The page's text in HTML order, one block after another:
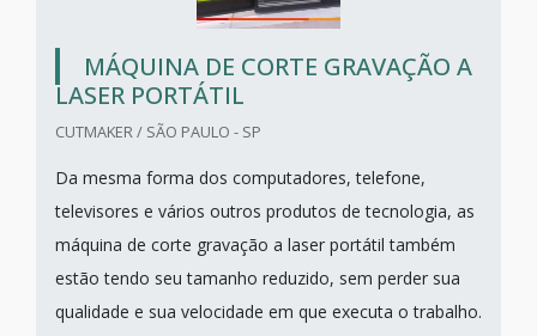
MÁQUINA DE CORTE GRAVAÇÃO A
LASER PORTÁTIL
CUTMAKER / SÃO PAULO - SP
Da mesma forma dos computadores, telefone,
televisores e vários outros produtos de tecnologia, as
máquina de corte gravação a laser portátil também
estão tendo seu tamanho reduzido, sem perder sua
qualidade e sua velocidade em que executa o trabalho.